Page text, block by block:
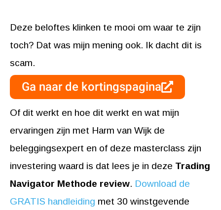
Deze beloftes klinken te mooi om waar te zijn
toch? Dat was mijn mening ook. Ik dacht dit is
scam.
Ga naar de kortingspagina
Of dit werkt en hoe dit werkt en wat mijn
ervaringen zijn met Harm van Wijk de
beleggingsexpert en of deze masterclass zijn
investering waard is dat lees je in deze Trading
Navigator Methode review. Download de
GRATIS handleiding met 30 winstgevende